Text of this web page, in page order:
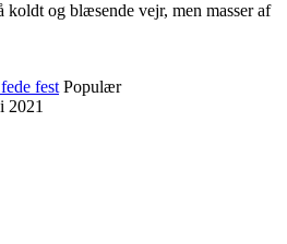
og blæsende vejr, men masser af
fest Populær
2021